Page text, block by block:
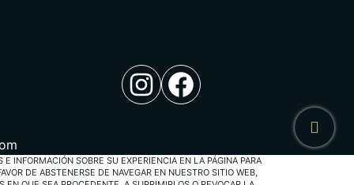
Instagram
Facebook
INFORMACIÓN SOBRE SU EXPERIENCIA EN LA PÁGINA PARA
DE ABSTENERSE DE NAVEGAR EN NUESTRO SITIO WEB,